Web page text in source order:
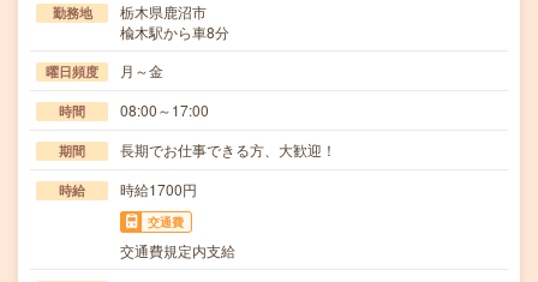
勤務地
栃木県鹿沼市
楡木駅から車8分
曜日頻度 月～金
時間 08:00～17:00
期間 長期でお仕事できる方、大歓迎！
時給 時給1700円
交通費
交通費規定内支給